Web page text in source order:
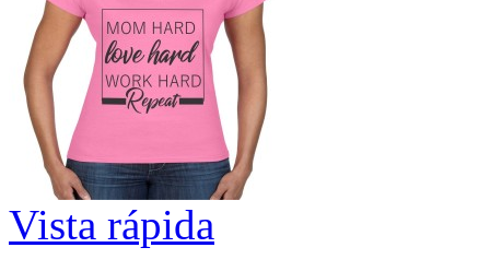
Vista rápida